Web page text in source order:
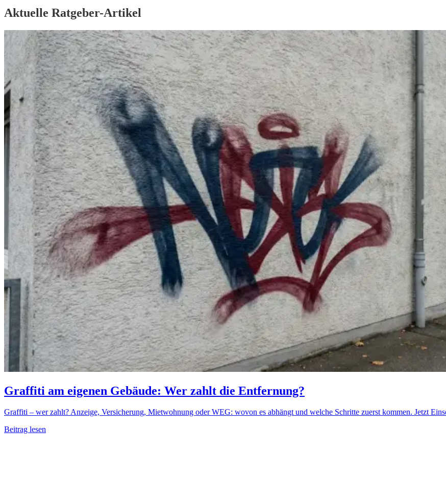
Aktuelle Ratgeber-Artikel
Graffiti am eigenen Gebäude: Wer zahlt die Entfernung?
Graffiti – wer zahlt? Anzeige, Versicherung, Mietwohnung oder WEG: wovon es abhängt und welche Schritte zuerst kommen. Jetzt
Beitrag lesen